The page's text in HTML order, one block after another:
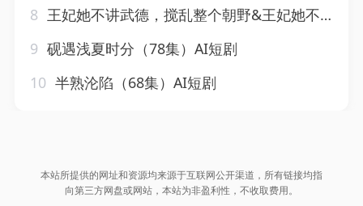
8 王妃她不讲武德，搅乱整个朝野&王妃她不讲武德搅乱整个朝野（56集）AI短剧
9 砚遇浅夏时分（78集）AI短剧
10 半熟沦陷（68集）AI短剧
本站所提供的网址和资源均来源于互联网公开渠道，所有链接均指
向第三方网盘或网站，本站为非盈利性，不收取费用。